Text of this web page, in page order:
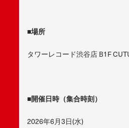
■場所
タワーレコード渋谷店 B1F
■開催日時（集合時刻）
2026年6月3日(水)